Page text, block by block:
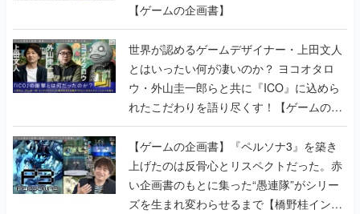
【ゲームの企画書】
世界が認めるゲームデザイナー・上田文人
とはいったい何が凄いのか？ ヨコオタロ
ウ・外山圭一郎らと共に『ICO』に込めら
れたこだわりを語り尽くす！【ゲームの企
画書】
【ゲームの企画書】『ペルソナ3』を築き
上げたのは反骨心とリスペクトだった。赤
い企画書のもとに集った“愚連隊”がシリー
ズを生まれ変わらせるまで【橋野桂インタ